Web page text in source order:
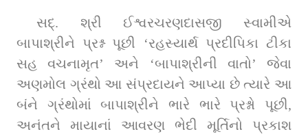
સદ્‌. શ્રી ઈશ્વરચરણદાસજી સ્વામીએ
બાપાશ્રીને પ્રશ્ન પૂછી ‘રહસ્યાર્થ પ્રદીપિકા ટીકા
સહ વચનામૃત’ અને ‘બાપાશ્રીની વાતો’ જેવા
અણમોલ ગ્રંથો આ સંપ્રદાયને આપ્યા છે ત્યારે આ
બંને ગ્રંથોમાં બાપાશ્રીને ભારે ભારે પ્રશ્નો પૂછી,
અનંતને માયાનાં આવરણ ભેદી મૂર્તિનો પ્રકાશ